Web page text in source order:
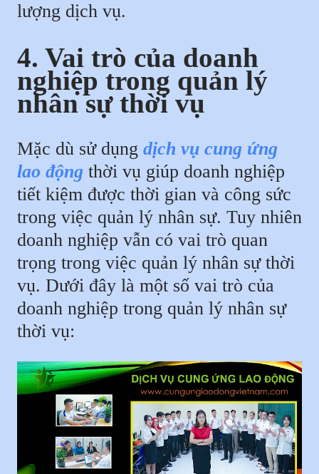
lượng dịch vụ.
4. Vai trò của doanh
nghiệp trong quản lý
nhân sự thời vụ
Mặc dù sử dụng dịch vụ cung ứng
lao động thời vụ giúp doanh nghiệp
tiết kiệm được thời gian và công sức
trong việc quản lý nhân sự. Tuy nhiên
doanh nghiệp vẫn có vai trò quan
trọng trong việc quản lý nhân sự thời
vụ. Dưới đây là một số vai trò của
doanh nghiệp trong quản lý nhân sự
thời vụ: